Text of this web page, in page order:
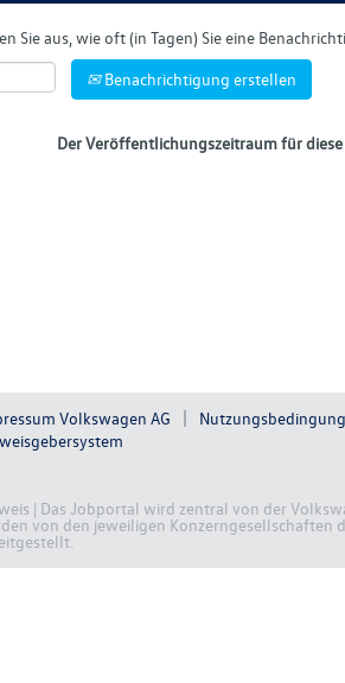
Sie aus, wie oft (in Tagen) Sie eine
Benachrichtigung erstellen
Der Veröffentlichungszeitraum für
Volkswagen AG
| Das Jobportal wird zentral von der
von den jeweiligen Konzerngesellschaften